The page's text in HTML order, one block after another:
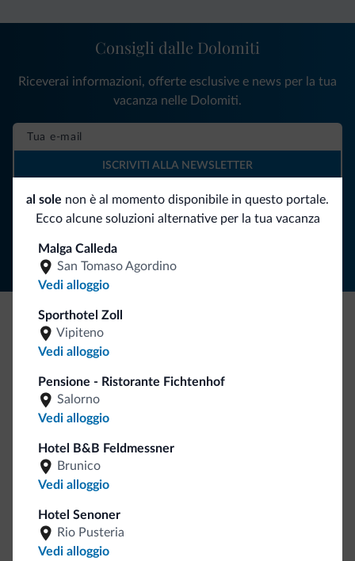
al sole non è al momento disponibile in questo portale.
Ecco alcune soluzioni alternative per la tua vacanza
Malga Calleda
San Tomaso Agordino
Vedi alloggio
Sporthotel Zoll
Vipiteno
Vedi alloggio
Pensione - Ristorante Fichtenhof
Salorno
Vedi alloggio
Hotel B&B Feldmessner
Brunico
Vedi alloggio
Hotel Senoner
Rio Pusteria
Vedi alloggio
Segui Dolomiti.it
Consigli dalle Dolomiti
Riceverai informazioni, offerte esclusive e news per la tua
vacanza nelle Dolomiti.
ISCRIVITI ALLA NEWSLETTER
Be Original, scopri la nuova collezione
Dolomiti.it!